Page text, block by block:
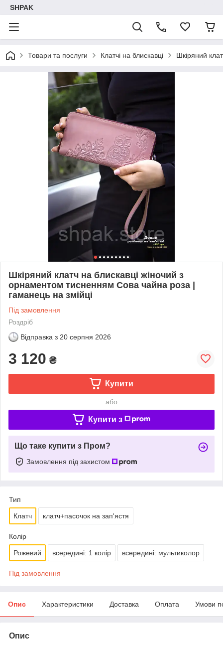
SHPAK
Товари та послуги Клатчі на блискавці Шкіряний
Шкіряний клатч на блискавці жіночий з
орнаментом тисненням Сова чайна роза |
гаманець на змійці
Під замовлення
Роздріб
Відправка з 20 серпня 2026
3 120 ₴
Купити
або
Купити з
Що таке купити з Пром?
Замовлення під захистом
Тип
Клатч клатч+пасочок на зап'ястя
Колір
Рожевий всередині: 1 колір всередині: мультиколор
Під замовлення
Опис Характеристики Доставка Оплата Умови
Опис